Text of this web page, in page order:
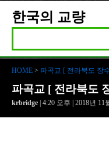
한국의 교량
HOME > 파곡교 [ 전라북도 장
파곡교 [ 전라북도
krbridge | 4:20 오후 | 2018년 11